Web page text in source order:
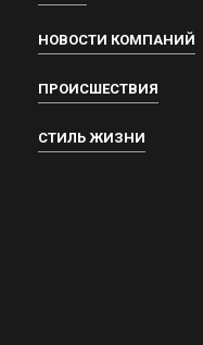
НОВОСТИ КОМПАНИЙ
ПРОИСШЕСТВИЯ
СТИЛЬ ЖИЗНИ